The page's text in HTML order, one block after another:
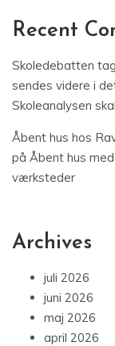
Recent
Skoledebatten
sendes videre i
Skoleanalysen
Åbent hus hos
på Åbent hus
værksteder
Archives
juli 2026
juni 2026
maj 2026
april 2026